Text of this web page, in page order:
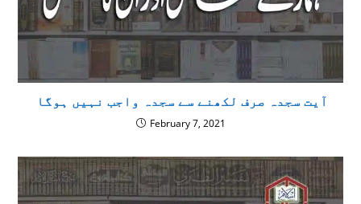
آیت سجدہ صرف لکھنے سے سجدہ واجب نہیں ہوگا
February 7, 2021